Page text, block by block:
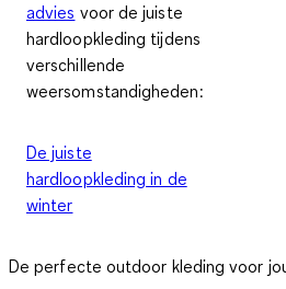
advies voor de juiste
hardloopkleding tijdens
verschillende
weersomstandigheden:
De juiste
hardloopkleding in de
winter
De perfecte outdoor kleding voor